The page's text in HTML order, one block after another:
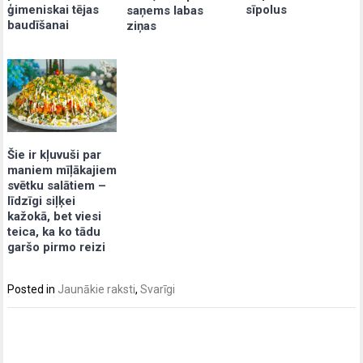
ģimeniskai tējas
baudīšanai
saņems labas
ziņas
sīpolus
Šie ir kļuvuši par
maniem mīļākajiem
svētku salātiem –
līdzīgi siļķei
kažokā, bet viesi
teica, ka ko tādu
garšo pirmo reizi
Posted in Jaunākie raksti,Svarīgi